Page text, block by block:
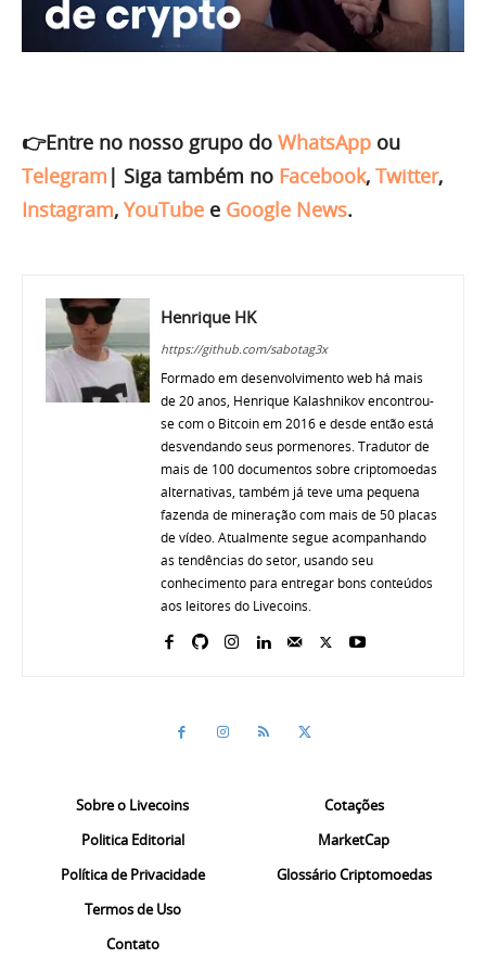
👉Entre no nosso grupo do WhatsApp ou
Telegram | Siga também no Facebook, Twitter,
Instagram, YouTube e Google News.
Henrique HK
https://github.com/sabotag3x
Formado em desenvolvimento web há mais
de 20 anos, Henrique Kalashnikov encontrou-
se com o Bitcoin em 2016 e desde então está
desvendando seus pormenores. Tradutor de
mais de 100 documentos sobre criptomoedas
alternativas, também já teve uma pequena
fazenda de mineração com mais de 50 placas
de vídeo. Atualmente segue acompanhando
as tendências do setor, usando seu
conhecimento para entregar bons conteúdos
aos leitores do Livecoins.
Sobre o Livecoins
Politica Editorial
Política de Privacidade
Termos de Uso
Contato
Cotações
MarketCap
Glossário Criptomoedas